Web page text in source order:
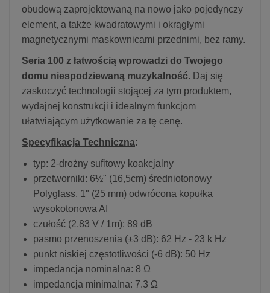
obudową zaprojektowaną na nowo jako pojedynczy
element, a także kwadratowymi i okrągłymi
magnetycznymi maskownicami przednimi, bez ramy.
Seria 100 z łatwością wprowadzi do Twojego
domu niespodziewaną muzykalność. Daj się
zaskoczyć technologii stojącej za tym produktem,
wydajnej konstrukcji i idealnym funkcjom
ułatwiającym użytkowanie za tę cenę.
Specyfikacja Techniczna:
typ: 2-drożny sufitowy koakcjalny
przetworniki: 6½" (16,5cm) średniotonowy
Polyglass, 1" (25 mm) odwrócona kopułka
wysokotonowa AI
czułość (2,83 V / 1m): 89 dB
pasmo przenoszenia (±3 dB): 62 Hz - 23 k Hz
punkt niskiej częstotliwości (-6 dB): 50 Hz
impedancja nominalna: 8 Ω
impedancja minimalna: 7.3 Ω